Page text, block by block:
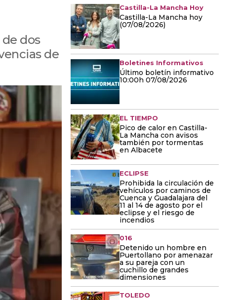
dos
de
Castilla-La Mancha Hoy
Castilla-La Mancha hoy
(07/08/2026)
Boletines Informativos
Último boletín informativo
10:00h 07/08/2026
EL TIEMPO
Pico de calor en Castilla-
La Mancha con avisos
también por tormentas
en Albacete
ECLIPSE
Prohibida la circulación de
vehículos por caminos de
Cuenca y Guadalajara del
11 al 14 de agosto por el
eclipse y el riesgo de
incendios
016
Detenido un hombre en
Puertollano por amenazar
a su pareja con un
cuchillo de grandes
dimensiones
TOLEDO